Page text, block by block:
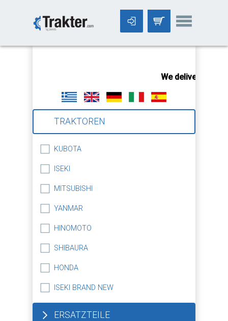
We deliver our
TRAKTOREN
KUBOTA
ISEKI
MITSUBISHI
YANMAR
HINOMOTO
SHIBAURA
HONDA
ISEKI BRAND NEW
ERSATZTEILE